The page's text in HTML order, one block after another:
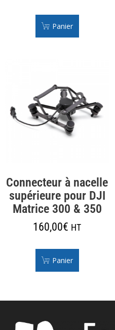
Panier
Connecteur à nacelle
supérieure pour DJI
Matrice 300 & 350
160,00€ HT
Panier